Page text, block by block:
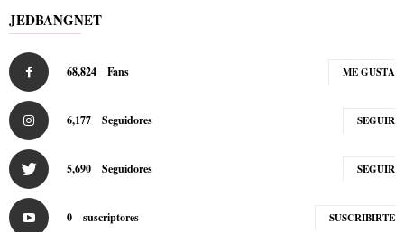
JEDBANGNET
68,824 Fans ME GUSTA
6,177 Seguidores SEGUIR
5,690 Seguidores SEGUIR
0 suscriptores SUSCRIBIRTE